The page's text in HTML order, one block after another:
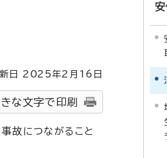
日 2025年2月 16 日
な文字で印刷
故につながること